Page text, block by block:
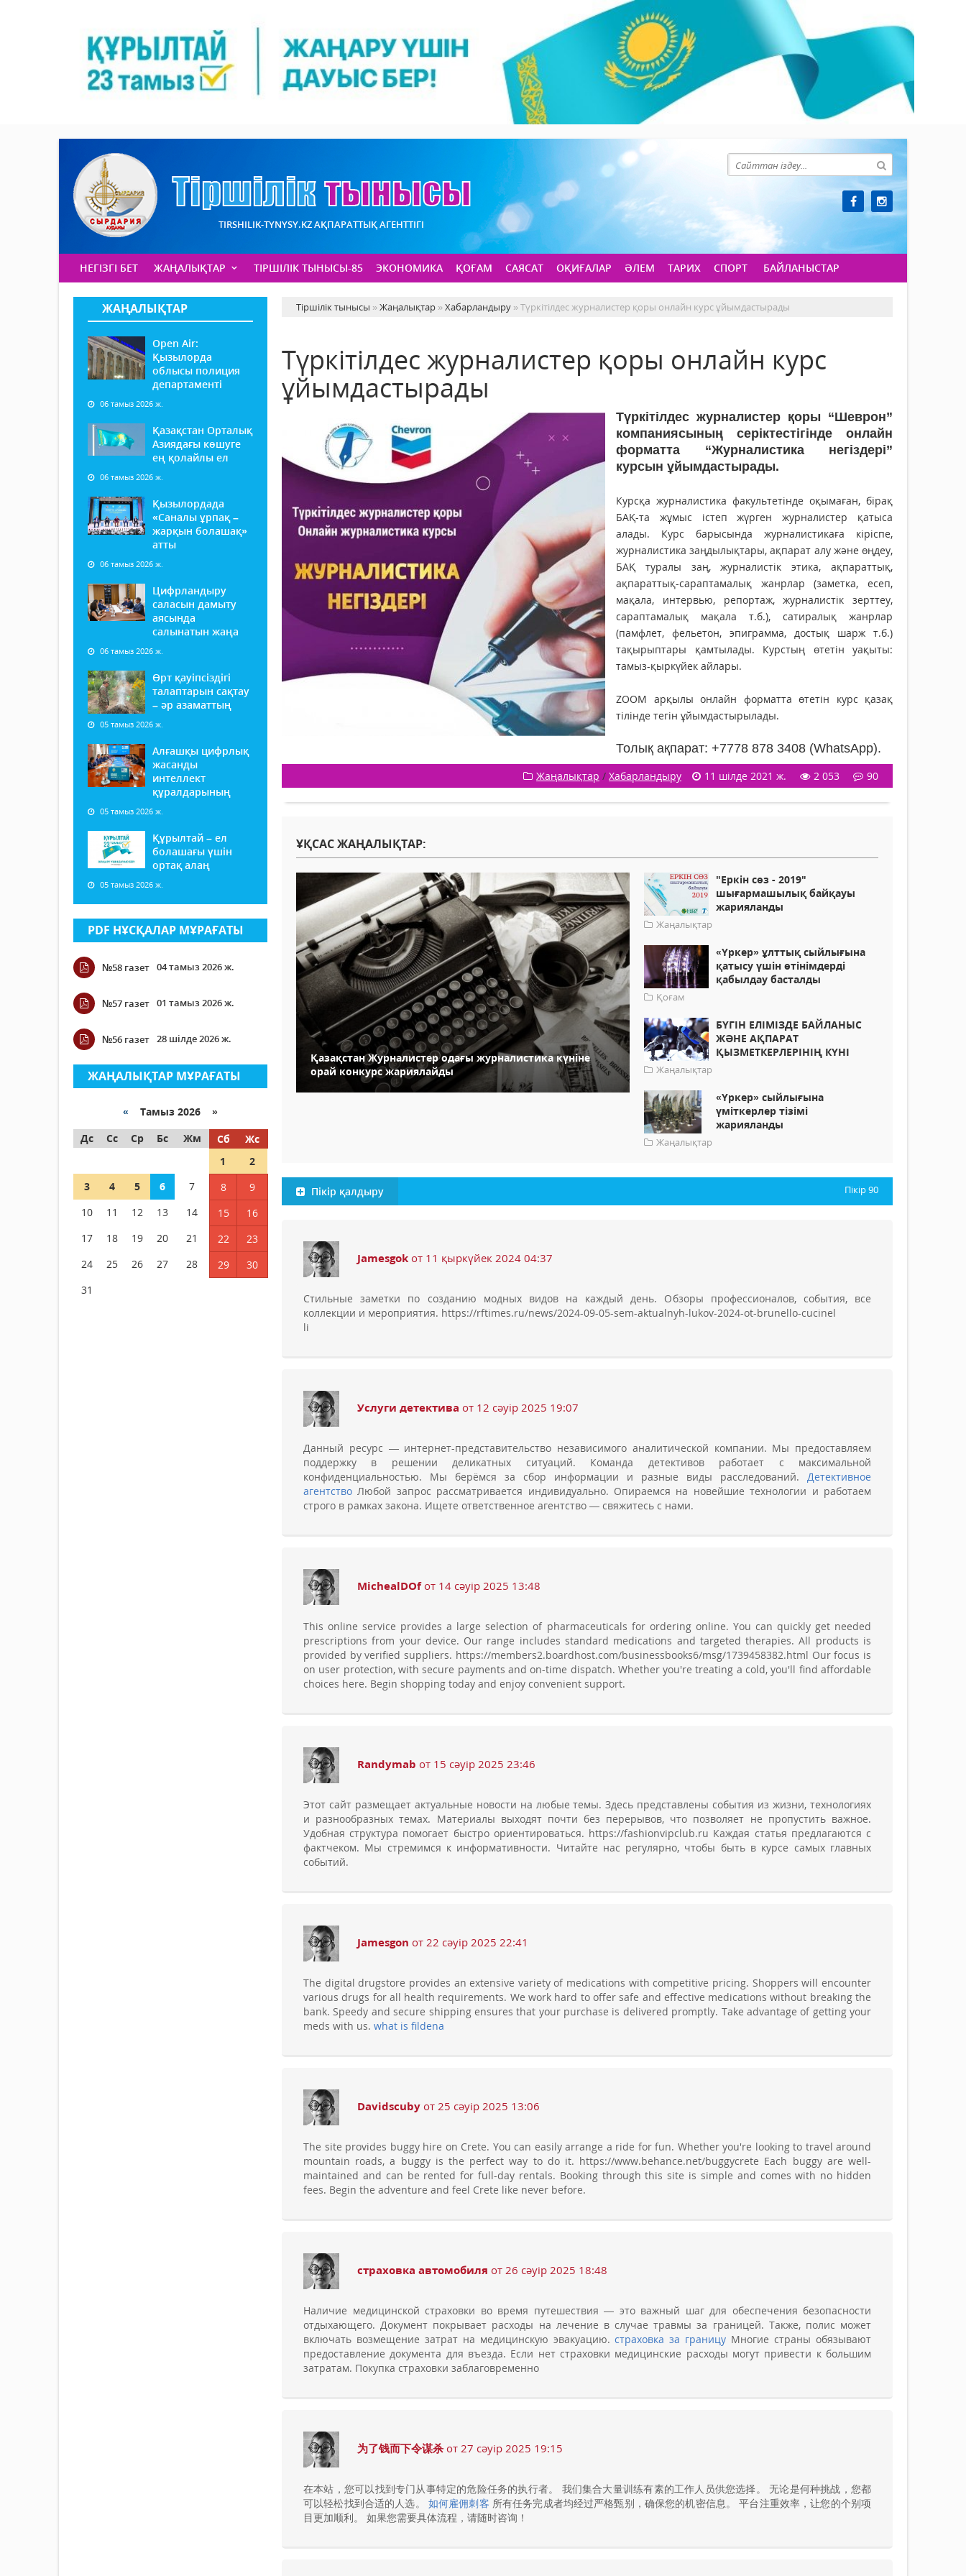
TIRSHILIK-TYNYSY.KZ АҚПАРАТТЫҚ АГЕНТТІГІ
НЕГІЗГІ БЕТ ЖАҢАЛЫҚТАР ТІРШІЛІК ТЫНЫСЫ-85 ЭКОНОМИКА ҚОҒАМ САЯСАТ ОҚИҒАЛАР ӘЛЕМ ТАРИХ СПОРТ БАЙЛАНЫСТАР
ЖАҢАЛЫҚТАР
Open Air:
Қызылорда
облысы полиция
департаменті
06 тамыз 2026 ж.
Қазақстан Орталық
Азиядағы көшуге
ең қолайлы ел
06 тамыз 2026 ж.
Қызылордада
«Саналы ұрпақ –
жарқын болашақ»
атты
06 тамыз 2026 ж.
Цифрландыру
саласын дамыту
аясында
салынатын жаңа
06 тамыз 2026 ж.
Өрт қауіпсіздігі
талаптарын сақтау
– әр азаматтың
05 тамыз 2026 ж.
Алғашқы цифрлық
жасанды
интеллект
құралдарының
05 тамыз 2026 ж.
Құрылтай – ел
болашағы үшін
ортақ алаң
05 тамыз 2026 ж.
PDF НҰСҚАЛАР МҰРАҒАТЫ
№58 газет 04 тамыз 2026 ж.
№57 газет 01 тамыз 2026 ж.
№56 газет 28 шілде 2026 ж.
ЖАҢАЛЫҚТАР МҰРАҒАТЫ
« Тамыз 2026 »
Дс
Сс Ср Бс Жм Сб
Жс
1
2
3
4 5 6 7 8
9
10
11 12 13 14 15
16
17
18 19 20 21 22
23
24
25 26 27 28 29
30
31
Тіршілік тынысы »Жаңалықтар »Хабарландыру » Түркітілдес журналистер қоры онлайн курс ұйымдастырады
Түркітілдес журналистер қоры онлайн курс
ұйымдастырады
Түркітілдес журналистер қоры “Шеврон”
компаниясының серіктестігінде онлайн
форматта “Журналистика негіздері”
курсын ұйымдастырады.
Курсқа журналистика факультетінде оқымаған, бірақ
БАҚ-та жұмыс істеп жүрген журналистер қатыса
алады. Курс барысында журналистикаға кіріспе,
журналистика заңдылықтары, ақпарат алу және өңдеу,
БАҚ туралы заң, журналистік этика, ақпараттық,
ақпараттық-сараптамалық жанрлар (заметка, есеп,
мақала, интервью, репортаж, журналистік зерттеу,
сараптамалық мақала т.б.), сатиралық жанрлар
(памфлет, фельетон, эпиграмма, достық шарж т.б.)
тақырыптары қамтылады. Курстың өтетін уақыты:
тамыз-қыркүйек айлары.
ZOOM арқылы онлайн форматта өтетін курс қазақ
тілінде тегін ұйымдастырылады.
Толық ақпарат: +7778 878 3408 (WhatsApp).
Жаңалықтар / Хабарландыру 11 шілде 2021 ж. 2 053 90
ҰҚСАС ЖАҢАЛЫҚТАР:
Қазақстан Журналистер одағы журналистика күніне
орай конкурс жариялайды
"Еркін сөз - 2019"
шығармашылық байқауы
жарияланды
Жаңалықтар
«Үркер» ұлттық сыйлығына
қатысу үшін өтінімдерді
қабылдау басталды
Қоғам
БҮГІН ЕЛІМІЗДЕ БАЙЛАНЫС
ЖӘНЕ АҚПАРАТ
ҚЫЗМЕТКЕРЛЕРІНІҢ КҮНІ
Жаңалықтар
«Үркер» сыйлығына
үміткерлер тізімі
жарияланды
Жаңалықтар
Пікір қалдыру Пікір90
Jamesgok от 11 қыркүйек 2024 04:37
Стильные заметки по созданию модных видов на каждый день. Обзоры профессионалов, события, все
коллекции и мероприятия. https://rftimes.ru/news/2024-09-05-sem-aktualnyh-lukov-2024-ot-brunello-cucinel
li
Услуги детектива от 12 сәуір 2025 19:07
Данный ресурс — интернет-представительство независимого аналитической компании. Мы предоставляем
поддержку в решении деликатных ситуаций. Команда детективов работает с максимальной
конфиденциальностью. Мы берёмся за сбор информации и разные виды расследований. Детективное
агентство Любой запрос рассматривается индивидуально. Опираемся на новейшие технологии и работаем
строго в рамках закона. Ищете ответственное агентство — свяжитесь с нами.
MichealDOfот 14 сәуір 2025 13:48
This online service provides a large selection of pharmaceuticals for ordering online. You can quickly get needed
prescriptions from your device. Our range includes standard medications and targeted therapies. All products is
provided by verified suppliers. https://members2.boardhost.com/businessbooks6/msg/1739458382.html Our focus is
on user protection, with secure payments and on-time dispatch. Whether you're treating a cold, you'll find affordable
choices here. Begin shopping today and enjoy convenient support.
Randymab от 15 сәуір 2025 23:46
Этот сайт размещает актуальные новости на любые темы. Здесь представлены события из жизни, технологиях
и разнообразных темах. Материалы выходят почти без перерывов, что позволяет не пропустить важное.
Удобная структура помогает быстро ориентироваться. https://fashionvipclub.ru Каждая статья предлагаются с
фактчеком. Мы стремимся к информативности. Читайте нас регулярно, чтобы быть в курсе самых главных
событий.
Jamesgon от 22 сәуір 2025 22:41
The digital drugstore provides an extensive variety of medications with competitive pricing. Shoppers will encounter
various drugs for all health requirements. We work hard to offer safe and effective medications without breaking the
bank. Speedy and secure shipping ensures that your purchase is delivered promptly. Take advantage of getting your
meds with us. what is fildena
Davidscuby от 25 сәуір 2025 13:06
The site provides buggy hire on Crete. You can easily arrange a ride for fun. Whether you're looking to travel around
mountain roads, a buggy is the perfect way to do it. https://www.behance.net/buggycrete Each buggy are well-
maintained and can be rented for full-day rentals. Booking through this site is simple and comes with no hidden
fees. Begin the adventure and feel Crete like never before.
страховка автомобиля от 26 сәуір 2025 18:48
Наличие медицинской страховки во время путешествия — это важный шаг для обеспечения безопасности
отдыхающего. Документ покрывает расходы на лечение в случае травмы за границей. Также, полис может
включать возмещение затрат на медицинскую эвакуацию.страховка за границу Многие страны обязывают
предоставление документа для въезда. Если нет страховки медицинские расходы могут привести к большим
затратам. Покупка страховки заблаговременно
为了钱而下令谋杀 от 27 сәуір 2025 19:15
在本站，您可以找到专门从事特定的危险任务的执行者。 我们集合大量训练有素的工作人员供您选择。 无论是何种挑战，您都
可以轻松找到合适的人选。 如何雇佣刺客 所有任务完成者均经过严格甄别，确保您的机密信息。 平台注重效率，让您的个别项
目更加顺利。 如果您需要具体流程，请随时咨询！